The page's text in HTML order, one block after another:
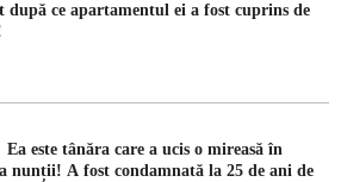
după ce apartamentul ei a fost cuprins de
Ea este tânăra care a ucis o mireasă în
nunții! A fost condamnată la 25 de ani de